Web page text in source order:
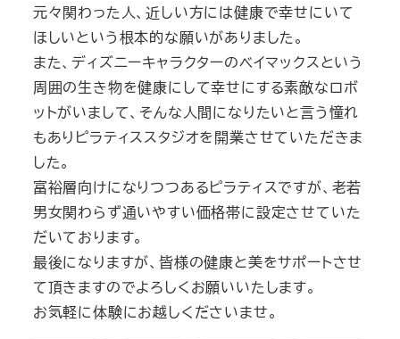
元々関わった人、近しい方には健康で幸せにいて
ほしいという根本的な願いがありました。
また、ディズニーキャラクターのベイマックスという
周囲の生き物を健康にして幸せにする素敵なロボ
ットがいまして、そんな人間になりたいと言う憧れ
もありピラティススタジオを開業させていただきま
した。
富裕層向けになりつつあるピラティスですが、老若
男女関わらず通いやすい価格帯に設定させていた
だいております。
最後になりますが、皆様の健康と美をサポートさせ
て頂きますのでよろしくお願いいたします。
お気軽に体験にお越しくださいませ。